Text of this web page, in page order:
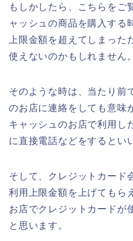
もしかしたら、こちらをご
ャッシュの商品を購入する
上限金額を超えてしまっ
使えないのかもしれません。
そのような時は、当たり前
のお店に連絡をしても意味
キャッシュのお店で利用し
に直接電話などをするとい
そして、クレジットカード
利用上限金額を上げてもら
お店でクレジットカードが
と思います。